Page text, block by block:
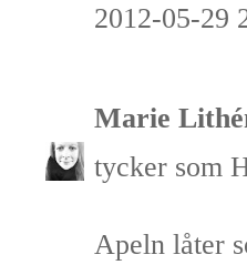
2012-05-29
Marie
tycker som
Apeln låter